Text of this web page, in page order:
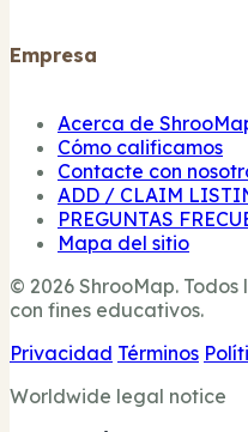
Empresa
Acerca de
Cómo calificamos
Contacte con
ADD / CLAIM
PREGUNTAS
Mapa del sitio
© 2026 ShrooMap.
con fines educativos.
Privacidad Términos
Worldwide legal notice